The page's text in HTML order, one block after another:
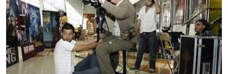
MULTIMEDIA
VIDEO
FOTOQALEREYA
İNFOQRAFIKA
RADIO ARXIV
OXU ZALI
AZƏRBAYCAN ƏDƏBIYYATI KITABXANASI
HAQQIMIZDA
MISSIYAMIZ
BIZI IZLƏ